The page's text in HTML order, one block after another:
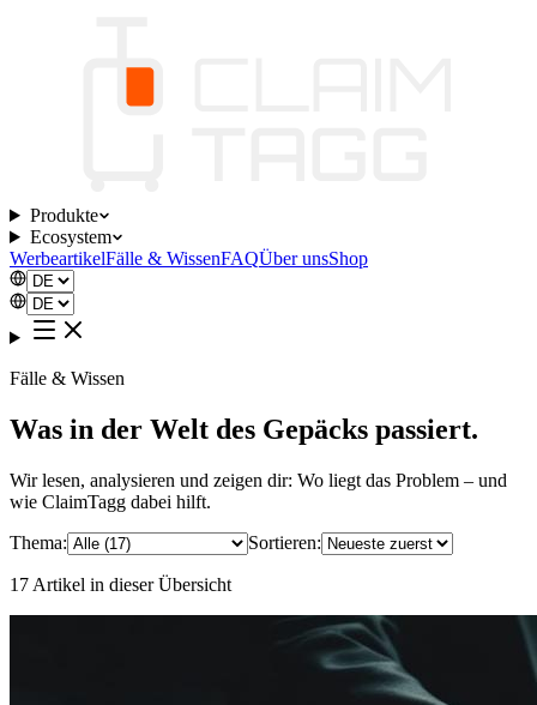
Produkte
Ecosystem
WerbeartikelFälle & WissenFAQÜber unsShop
Fälle & Wissen
Was in der Welt des Gepäcks passiert.
Wir lesen, analysieren und zeigen dir: Wo liegt das Problem – und
wie ClaimTagg dabei hilft.
Thema:
Sortieren:
17 Artikel in dieser Übersicht